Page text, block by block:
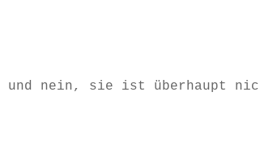
und nein, sie ist überhaupt